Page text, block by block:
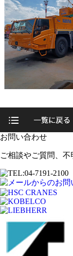
お問い合わせ
ご相談やご質問、不